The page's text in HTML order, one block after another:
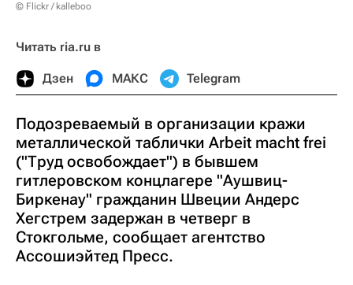
© Flickr / kalleboo
Читать ria.ru в
Дзен МАКС Telegram
Подозреваемый в организации кражи
металлической таблички Arbeit macht frei
("Труд освобождает") в бывшем
гитлеровском концлагере "Аушвиц-
Биркенау" гражданин Швеции Андерс
Хегстрем задержан в четверг в
Стокгольме, сообщает агентство
Ассошиэйтед Пресс.